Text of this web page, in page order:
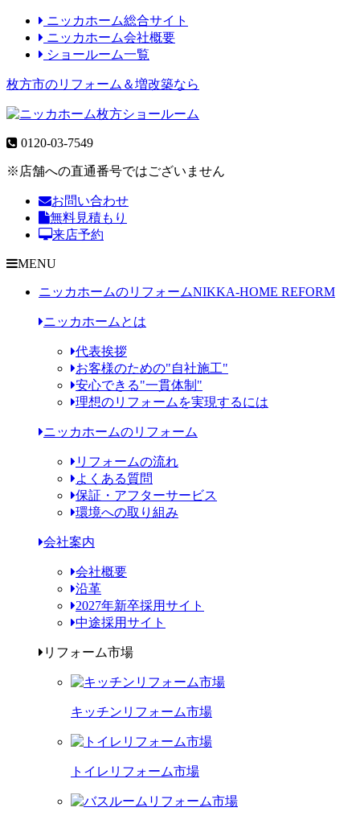
ニッカホーム総合サイト
ニッカホーム会社概要
ショールーム一覧
枚方市のリフォーム＆増改築なら
0120-03-7549
※店舗への直通番号ではございません
お問い合わせ
無料見積もり
来店予約
MENU
ニッカホームのリフォームNIKKA-HOME REFORM
ニッカホームとは
代表挨拶
お客様のための"自社施工"
安心できる"一貫体制"
理想のリフォームを実現するには
ニッカホームのリフォーム
リフォームの流れ
よくある質問
保証・アフターサービス
環境への取り組み
会社案内
会社概要
沿革
2027年新卒採用サイト
中途採用サイト
リフォーム市場
キッチンリフォーム市場
トイレリフォーム市場